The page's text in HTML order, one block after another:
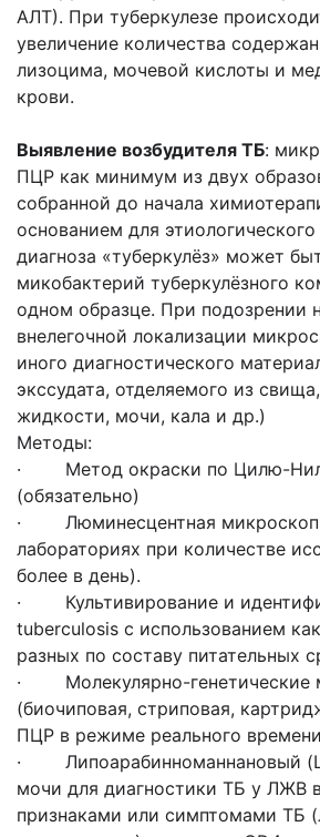
АЛТ). При туберкулезе
увеличение количества
лизоцима, мочевой кислоты и
крови.
Выявление возбудителя ТБ:
ПЦР как минимум из двух
собранной до начала
основанием для
диагноза «туберкулёз» может
микобактерий туберкулёзного
одном образце. При подозрении
внелегочной локализации
иного диагностического
экссудата, отделяемого из
жидкости, мочи, кала и др.)
Методы:
· Метод окраски по Цилю-
(обязательно)
· Люминесцентная
лабораториях при количестве
более в день).
· Культивирование и
tuberculosis с использованием
разных по составу питательных
· Молекулярно-генетические
(биочиповая, стриповая,
ПЦР в режиме реального
· Липоарабинноманнановый
мочи для диагностики ТБ у ЛЖВ
признаками или симптомами ТБ